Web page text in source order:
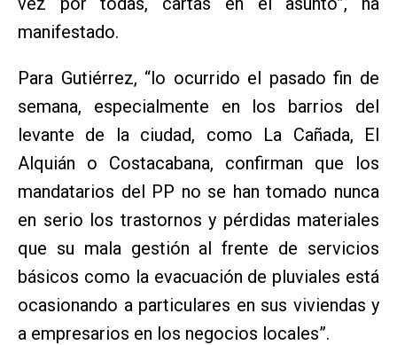
manifestado.
Para Gutiérrez, “lo ocurrido el pasado fin de
semana, especialmente en los barrios del
levante de la ciudad, como La Cañada, El
Alquián o Costacabana, confirman que los
mandatarios del PP no se han tomado nunca
en serio los trastornos y pérdidas materiales
que su mala gestión al frente de servicios
básicos como la evacuación de pluviales está
ocasionando a particulares en sus viviendas y
a empresarios en los negocios locales”.